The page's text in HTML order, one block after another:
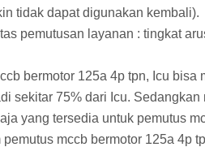
tidak dapat digunakan kembali).
pemutusan layanan : tingkat
bermotor 125a 4p tpn, Icu
sekitar 75% dari Icu.
yang tersedia untuk pemutus
pemutus mccb bermotor 125a 4p